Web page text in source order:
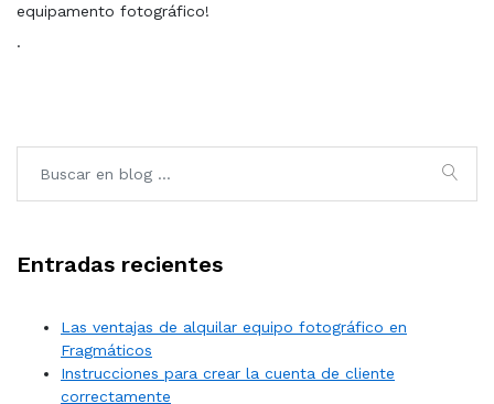
equipamento fotográfico!
·
Entradas recientes
Las ventajas de alquilar equipo fotográfico en
Fragmáticos
Instrucciones para crear la cuenta de cliente
correctamente